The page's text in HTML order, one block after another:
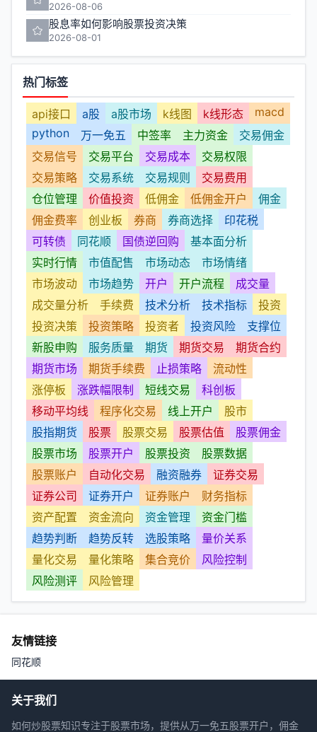
2026-08-06
股息率如何影响股票投资决策
2026-08-01
热门标签
api接口 a股 a股市场 k线图 k线形态
macd
python
万一免五 中签率 主力资金
交易佣金
交易信号
交易平台 交易成本
交易权限
交易策略
交易系统 交易规则
交易费用
仓位管理
价值投资 低佣金 低佣金开户
佣金
佣金费率
创业板 券商 券商选择
印花税
可转债
同花顺 国债逆回购
基本面分析
实时行情
市值配售 市场动态
市场情绪
市场波动
市场趋势 开户 开户流程
成交量
成交量分析
手续费 技术分析 技术指标
投资
投资决策
投资策略 投资者 投资风险
支撑位
新股申购
服务质量 期货 期货交易
期货合约
期货市场
期货手续费 止损策略
流动性
涨停板
涨跌幅限制 短线交易
科创板
移动平均线
程序化交易 线上开户
股市
股指期货
股票 股票交易 股票估值
股票佣金
股票市场
股票开户 股票投资
股票数据
股票账户
自动化交易 融资融券
证券交易
证券公司
证券开户 证券账户
财务指标
资产配置
资金流向 资金管理
资金门槛
趋势判断
趋势反转 选股策略
量价关系
量化交易
量化策略 集合竞价
风险控制
风险测评
风险管理
友情链接
同花顺
关于我们
如何炒股票知识专注于股票市场，提供从万一免五股票开户，佣金